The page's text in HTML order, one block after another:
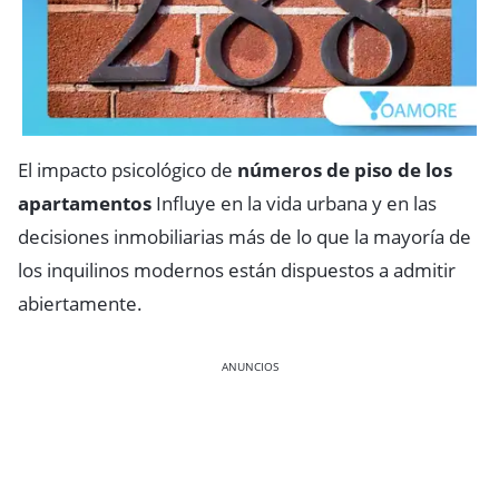
El impacto psicológico de números de piso de los
apartamentos Influye en la vida urbana y en las
decisiones inmobiliarias más de lo que la mayoría de
los inquilinos modernos están dispuestos a admitir
abiertamente.
ANUNCIOS